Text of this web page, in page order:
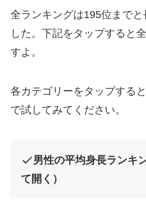
全ランキングは195位まで
した。下記をタップすると
すよ。
各カテゴリーをタップする
で試してみてください。
男性の平均身長ランキ
て開く）